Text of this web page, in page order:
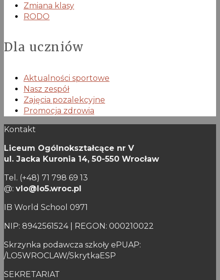
Zmiana klasy
RODO
Dla uczniów
Aktualności sportowe
Nasz zespół
Zajęcia pozalekcyjne
Promocja zdrowia
Kontakt
Liceum Ogólnokształcące nr V
ul. Jacka Kuronia 14, 50-550 Wrocław
Tel. (+48) 71 798 69 13
@: vlo@lo5.wroc.pl
IB World School 0971
NIP: 8942561524 | REGON: 000210022
Skrzynka podawcza szkoły ePUAP:
/LO5WROCLAW/SkrytkaESP
SEKRETARIAT